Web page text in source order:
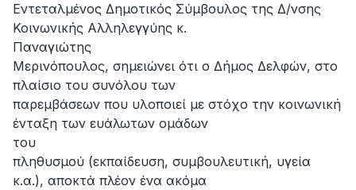
Εντεταλμένος Δημοτικός Σύμβουλος της Δ/νσης
Κοινωνικής Αλληλεγγύης κ.
Παναγιώτης
Μερινόπουλος, σημειώνει ότι o Δήμος Δελφών, στο
πλαίσιο του συνόλου των
παρεμβάσεων που υλοποιεί με στόχο την κοινωνική
ένταξη των ευάλωτων ομάδων
του
πληθυσμού (εκπαίδευση, συμβουλευτική, υγεία
κ.α.), αποκτά πλέον ένα ακόμα